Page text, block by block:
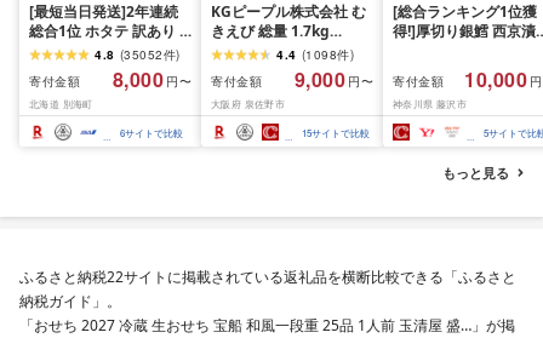
[最短当日発送]2年連続
総合1位 ホタテ 訳あり (
ふるさと納税 ほたて ふ
るさと納税 訳あり 帆立
ふるさと わけあり ホタ
テ貝柱 貝 人気 不揃い 刺
身 規格外 魚介 ランキン
グ 海鮮 冷凍 発送時期が
4.8 (35052件)
寄付金額
8,000 円〜
北海道 別海町
6サイトで比較
KGピープル株式会社 む
きえび 総量 1.7kg
(850g×2P) 特大 5Lサイ
ズ バナメイエビ バラ凍
結 下処理不要 サイズ不
揃い 訳あり
4.4 (1098件)
寄付金額
9,000 円〜
大阪府 泉佐野市
15サイトで比較
[総合ランキング1位獲
得!]厚切り銀鱈 西京漬
約 1,000g (約 100g ×
切) 西京味噌 西京みそ
噌漬け みそ 味噌 鮮魚
介 銀だら 銀ダラ ギン
ラ ぎんだら 鱈 タラ 魚
西京焼き 西京漬 西京
き 冷凍 厳選 鮮魚 漬け
礼品 おかず おつまみ
南 藤沢
寄付金額 10,000
神奈川県 藤沢市
5サイトで比
もっと見る
ふるさと納税22サイトに掲載されている返礼品を横断比較できる「ふるさと
納税ガイド」。
「おせち 2027 冷蔵 生おせち 宝船 和風一段重 25品 1人前 玉清屋 盛…」が掲